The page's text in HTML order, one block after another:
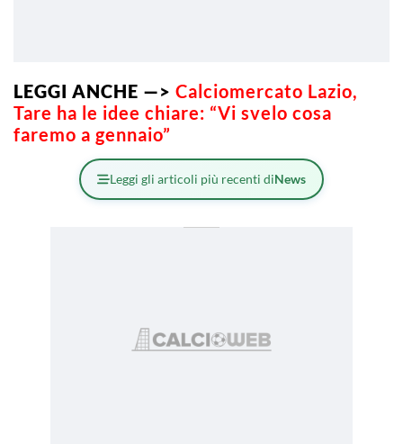
LEGGI ANCHE —> Calciomercato Lazio,
Tare ha le idee chiare: “Vi svelo cosa
faremo a gennaio”
Leggi gli articoli più recenti diNews